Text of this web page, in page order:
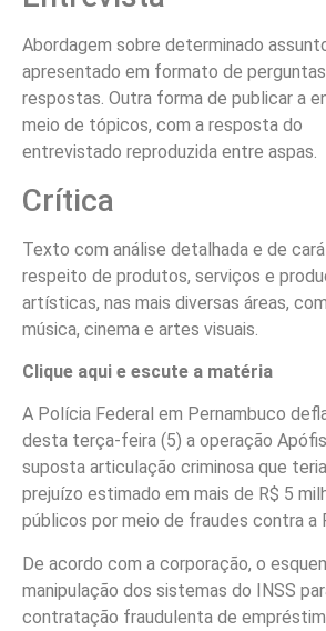
Abordagem sobre determinado
apresentado em formato de
respostas. Outra forma de publicar a
meio de tópicos, com a resposta do
entrevistado reproduzida entre aspas.
Crítica
Texto com análise detalhada e de
respeito de produtos, serviços e
artísticas, nas mais diversas áreas,
música, cinema e artes visuais.
Clique aqui e escute a matéria
A Polícia Federal em Pernambuco
desta terça-feira (5) a operação
suposta articulação criminosa que
prejuízo estimado em mais de R$ 5
públicos por meio de fraudes contra a
De acordo com a corporação, o
manipulação dos sistemas do INSS
contratação fraudulenta de